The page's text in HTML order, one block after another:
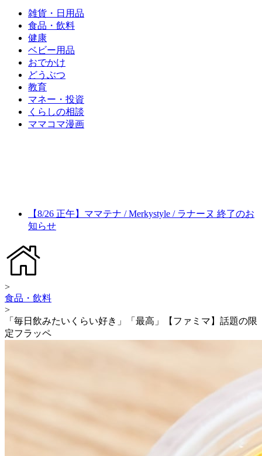
雑貨・日用品
食品・飲料
健康
ベビー用品
おでかけ
どうぶつ
教育
マネー・投資
くらしの相談
ママコマ漫画
【8/26 正午】ママテナ / Merkystyle / ラナーヌ 終了のお
知らせ
>
食品・飲料
>
「毎日飲みたいくらい好き」「最高」【ファミマ】話題の限
定フラッペ